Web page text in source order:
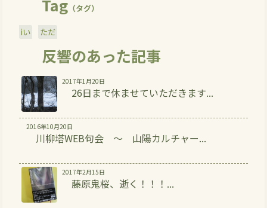
Tag（タグ）
iい ただ
反響のあった記事
2017年1月20日
26日まで休ませていただきます...
2016年10月20日
川柳塔WEB句会 ～ 山陽カルチャー...
2017年2月15日
藤原鬼桜、逝く！！！...